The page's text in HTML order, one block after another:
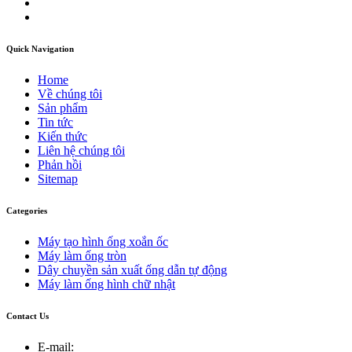
Quick Navigation
Home
Về chúng tôi
Sản phẩm
Tin tức
Kiến thức
Liên hệ chúng tôi
Phản hồi
Sitemap
Categories
Máy tạo hình ống xoắn ốc
Máy làm ống tròn
Dây chuyền sản xuất ống dẫn tự động
Máy làm ống hình chữ nhật
Contact Us
E-mail: